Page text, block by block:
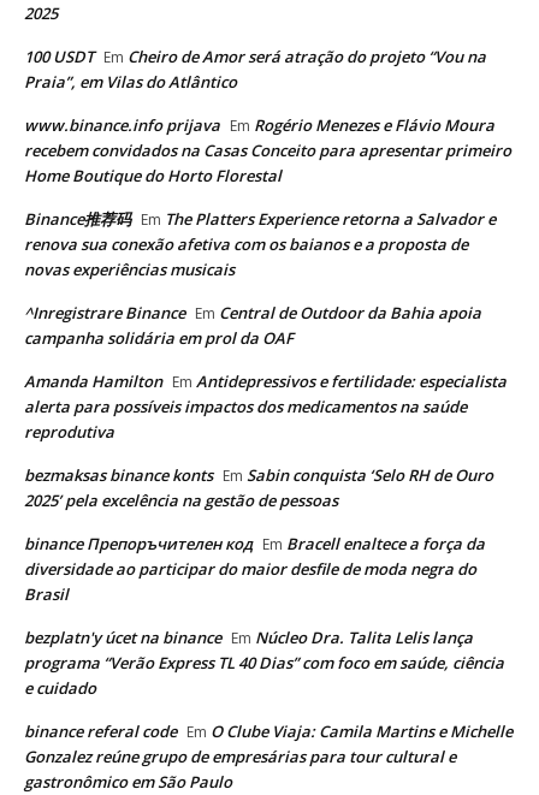
2025
100 USDT Em Cheiro de Amor será atração do projeto “Vou na
Praia”, em Vilas do Atlântico
www.binance.info prijava Em Rogério Menezes e Flávio Moura
recebem convidados na Casas Conceito para apresentar primeiro
Home Boutique do Horto Florestal
Binance推荐码 Em The Platters Experience retorna a Salvador e
renova sua conexão afetiva com os baianos e a proposta de
novas experiências musicais
^Inregistrare Binance Em Central de Outdoor da Bahia apoia
campanha solidária em prol da OAF
Amanda Hamilton Em Antidepressivos e fertilidade: especialista
alerta para possíveis impactos dos medicamentos na saúde
reprodutiva
bezmaksas binance konts Em Sabin conquista ‘Selo RH de Ouro
2025’ pela excelência na gestão de pessoas
binance Препоръчителен код Em Bracell enaltece a força da
diversidade ao participar do maior desfile de moda negra do
Brasil
bezplatn'y úcet na binance Em Núcleo Dra. Talita Lelis lança
programa “Verão Express TL 40 Dias” com foco em saúde, ciência
e cuidado
binance referal code Em O Clube Viaja: Camila Martins e Michelle
Gonzalez reúne grupo de empresárias para tour cultural e
gastronômico em São Paulo